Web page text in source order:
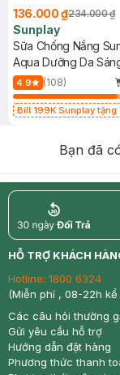
136.000 ₫234.000 ₫
Sunplay
Sữa Chống Nắng
Aqua Dưỡng Da
4.9 (108)
Bill 199K Sunplay tặng
Bạn đã
return
HỖ TRỢ KHÁCH
Hotline: 1800 6324
(Miễn phí , 08-22h kể
Các câu hỏi thường
Gửi yêu cầu hỗ trợ
Hướng dẫn đặt hàng
Phương thức thanh